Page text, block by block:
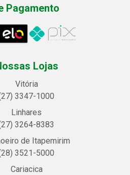
Pagamento
Lojas
Vitória
3347-1000
Linhares
3264-8383
de Itapemirim
3521-5000
Cariacica